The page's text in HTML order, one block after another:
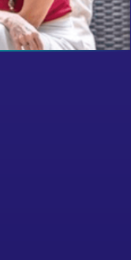
ENVIAR